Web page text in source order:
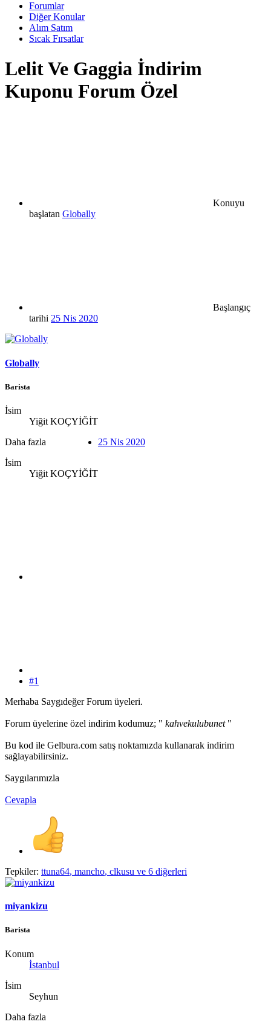
Forumlar
Diğer Konular
Alım Satım
Sıcak Fırsatlar
Lelit Ve Gaggia İndirim
Kuponu Forum Özel
Konuyu
başlatan Globally
Başlangıç
tarihi 25 Nis 2020
Globally
Barista
İsim
Yiğit KOÇYİĞİT
Daha fazla
İsim
Yiğit KOÇYİĞİT
25 Nis 2020
#1
Merhaba Saygıdeğer Forum üyeleri.
Forum üyelerine özel indirim kodumuz; " kahvekulubunet"
Bu kod ile Gelbura.com satış noktamızda kullanarak indirim
sağlayabilirsiniz.
Saygılarımızla
Cevapla
Tepkiler: ttuna64, mancho, clkusu ve 6 diğerleri
miyankizu
Barista
Konum
İstanbul
İsim
Seyhun
Daha fazla